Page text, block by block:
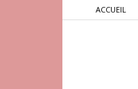
ACCUEIL